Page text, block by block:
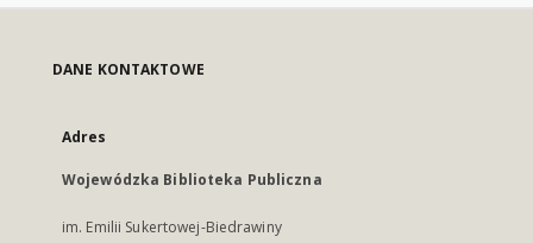
DANE KONTAKTOWE
Adres
Wojewódzka Biblioteka Publiczna
im. Emilii Sukertowej-Biedrawiny